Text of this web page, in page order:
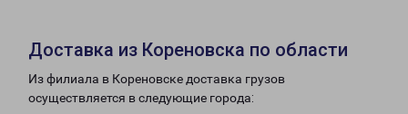
Доставка из Кореновска по области
Из филиала в Кореновске доставка грузов
осуществляется в следующие города: